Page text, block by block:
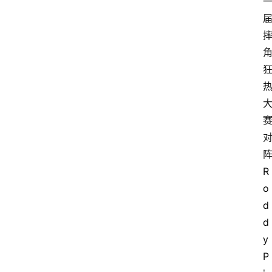
届
摔
角
狂
热
大
赛
对
阵
R
o
d
d
y
P